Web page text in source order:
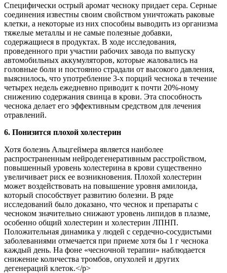
Специфически острый аромат чесноку придает сера. Серные
соединения известны своим свойством уничтожать раковые
клетки, а некоторые из них способны выводить из организма
тяжелые металлы и не самые полезные добавки,
содержащиеся в продуктах. В ходе исследования,
проведенного при участии рабочих завода по выпуску
автомобильных аккумуляторов, которые жаловались на
головные боли и постоянно страдали от высокого давления,
выяснилось, что употребление 3-х порций чеснока в течение
четырех недель ежедневно приводит к почти 20%-ному
снижению содержания свинца в крови. Эта способность
чеснока делает его эффективным средством для лечения
отравлений.
6. Понизится плохой холестерин
Хотя болезнь Альцгеймера является наиболее
распространенным нейродегенеративным расстройством,
повышенный уровень холестерина в крови существенно
увеличивает риск ее возникновения. Плохой холестерин
может воздействовать на повышение уровня амилоида,
который способствует развитию болезни. В ряде
исследований было доказано, что чеснок и препараты с
чесноком значительно снижают уровень липидов в плазме,
особенно общий холестерин и холестерин ЛПНП.
Положительная динамика у людей с сердечно-сосудистыми
заболеваниями отмечается при приеме хотя бы 1 г чеснока
каждый день. На фоне «чесночной терапии» наблюдается
снижение количества тромбов, опухолей и других
дегенераций клеток.</p>